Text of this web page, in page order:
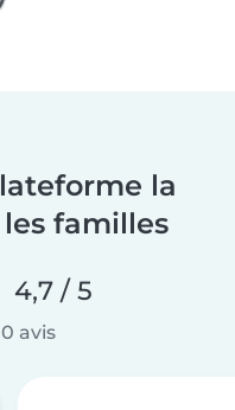
la
familles
4,7 / 5
avis